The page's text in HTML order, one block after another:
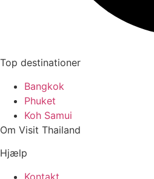
Top destinationer
Bangkok
Phuket
Koh Samui
Om Visit Thailand
Hjælp
Kontakt